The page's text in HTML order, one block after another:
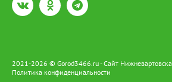
2021-2026 © Gorod3466.ru - Сайт Нижневартовска
Политика конфиденциальности